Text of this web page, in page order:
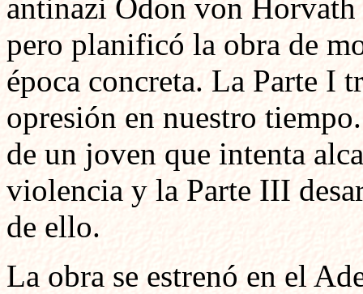
antinazi Odon von
pero planificó la obra de
época concreta. La Parte I
opresión en nuestro
de un joven que intenta
violencia y la Parte III
de ello.
La obra se estrenó en el